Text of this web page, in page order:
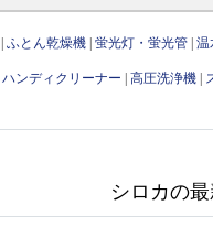
|ふとん乾燥機 |蛍光灯・蛍光管 |温
|ハンディクリーナー |高圧洗浄機
シロカの